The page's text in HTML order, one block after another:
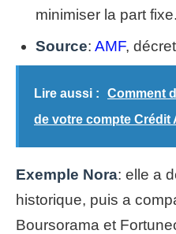
minimiser la part fixe.
Source: AMF,
Lire aussi :
Comment
de votre compte Crédit
Exemple Nora: elle a
historique, puis a
Boursorama et